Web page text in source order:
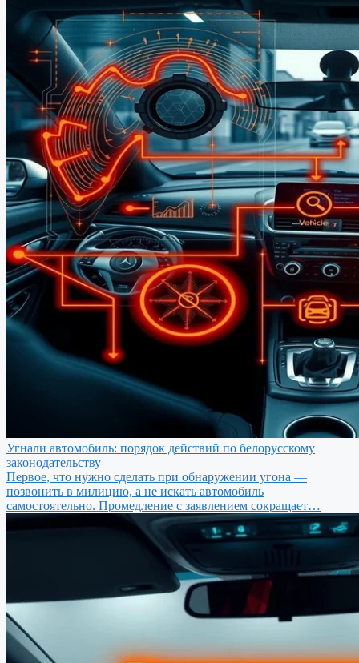
Угнали автомобиль: порядок действий по белорусскому
законодательству
Первое, что нужно сделать при обнаружении угона —
позвонить в милицию, а не искать автомобиль
самостоятельно. Промедление с заявлением сокращает…